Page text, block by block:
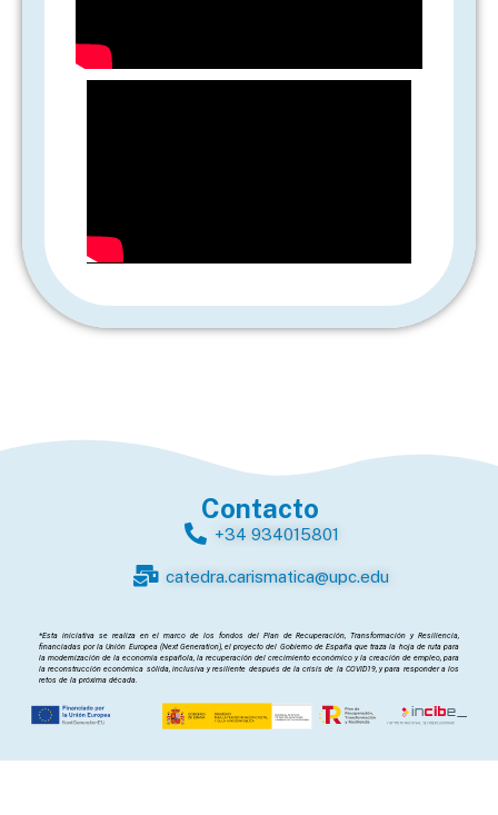
Contacto
+34 934015801
catedra.carismatica@upc.edu
*Esta iniciativa se realiza en el marco de los fondos del Plan de Recuperación, Transformación y Resiliencia,
financiadas por la Unión Europea (Next Generation), el proyecto del Gobierno de España que traza la hoja de ruta para
la modernización de la economía española, la recuperación del crecimiento económico y la creación de empleo, para
la reconstrucción económica sólida, inclusiva y resiliente después de la crisis de la COVID19, y para responder a los
retos de la próxima década.